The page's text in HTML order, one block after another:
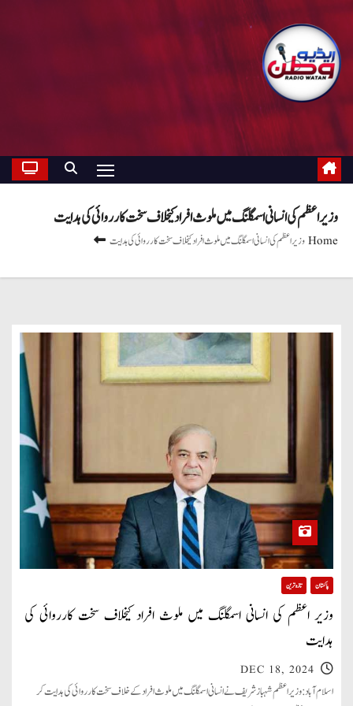
وزیر اعظم کی انسانی اسمگلنگ میں ملوث افراد کیخلاف سخت کارروائی کی ہدایت
Homeوزیر اعظم کی انسانی اسمگلنگ میں ملوث افراد کیخلاف سخت کارروائی کی ہدایت
پاکستان تازہ ترین
وزیر اعظم کی انسانی اسمگلنگ میں ملوث افراد کیخلاف سخت کارروائی کی
ہدایت
DEC 18, 2024
اسلام آباد: وزیر اعظم شہباز شریف نے انسانی اسمگلنگ میں ملوث افراد کے خلاف سخت کارروائی کی ہدایت کر